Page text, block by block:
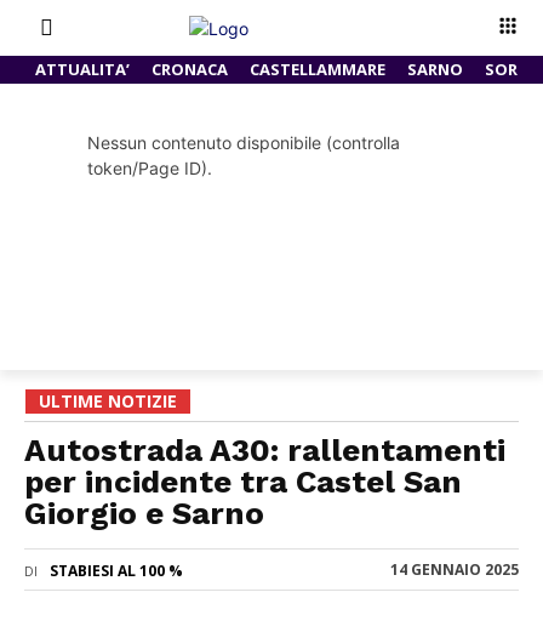
ATTUALITA’ CRONACA CASTELLAMMARE SARNO
Nessun contenuto disponibile (controlla
token/Page ID).
ULTIME NOTIZIE
Autostrada A30: rallentamenti
per incidente tra Castel San
Giorgio e Sarno
DI STABIESI AL 100 % 14 GENNAIO 2025